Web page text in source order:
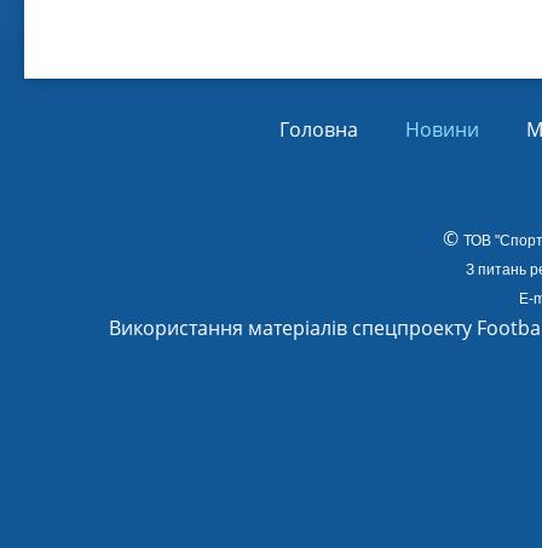
Головна Новини
© ТОВ
З питань
E-
Використання матеріалів спецпроекту